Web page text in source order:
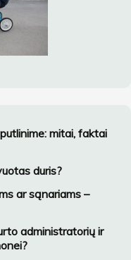
mitai, faktai
duris?
ar sąnariams –
administratorių ir